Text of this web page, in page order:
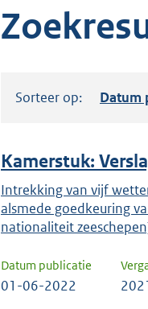
om
om
uw
Sorteer op: Datum
Kamerstuk:
Intrekking van vijf
alsmede goedkeuring
nationaliteit
Datum publicatie
01-06-2022